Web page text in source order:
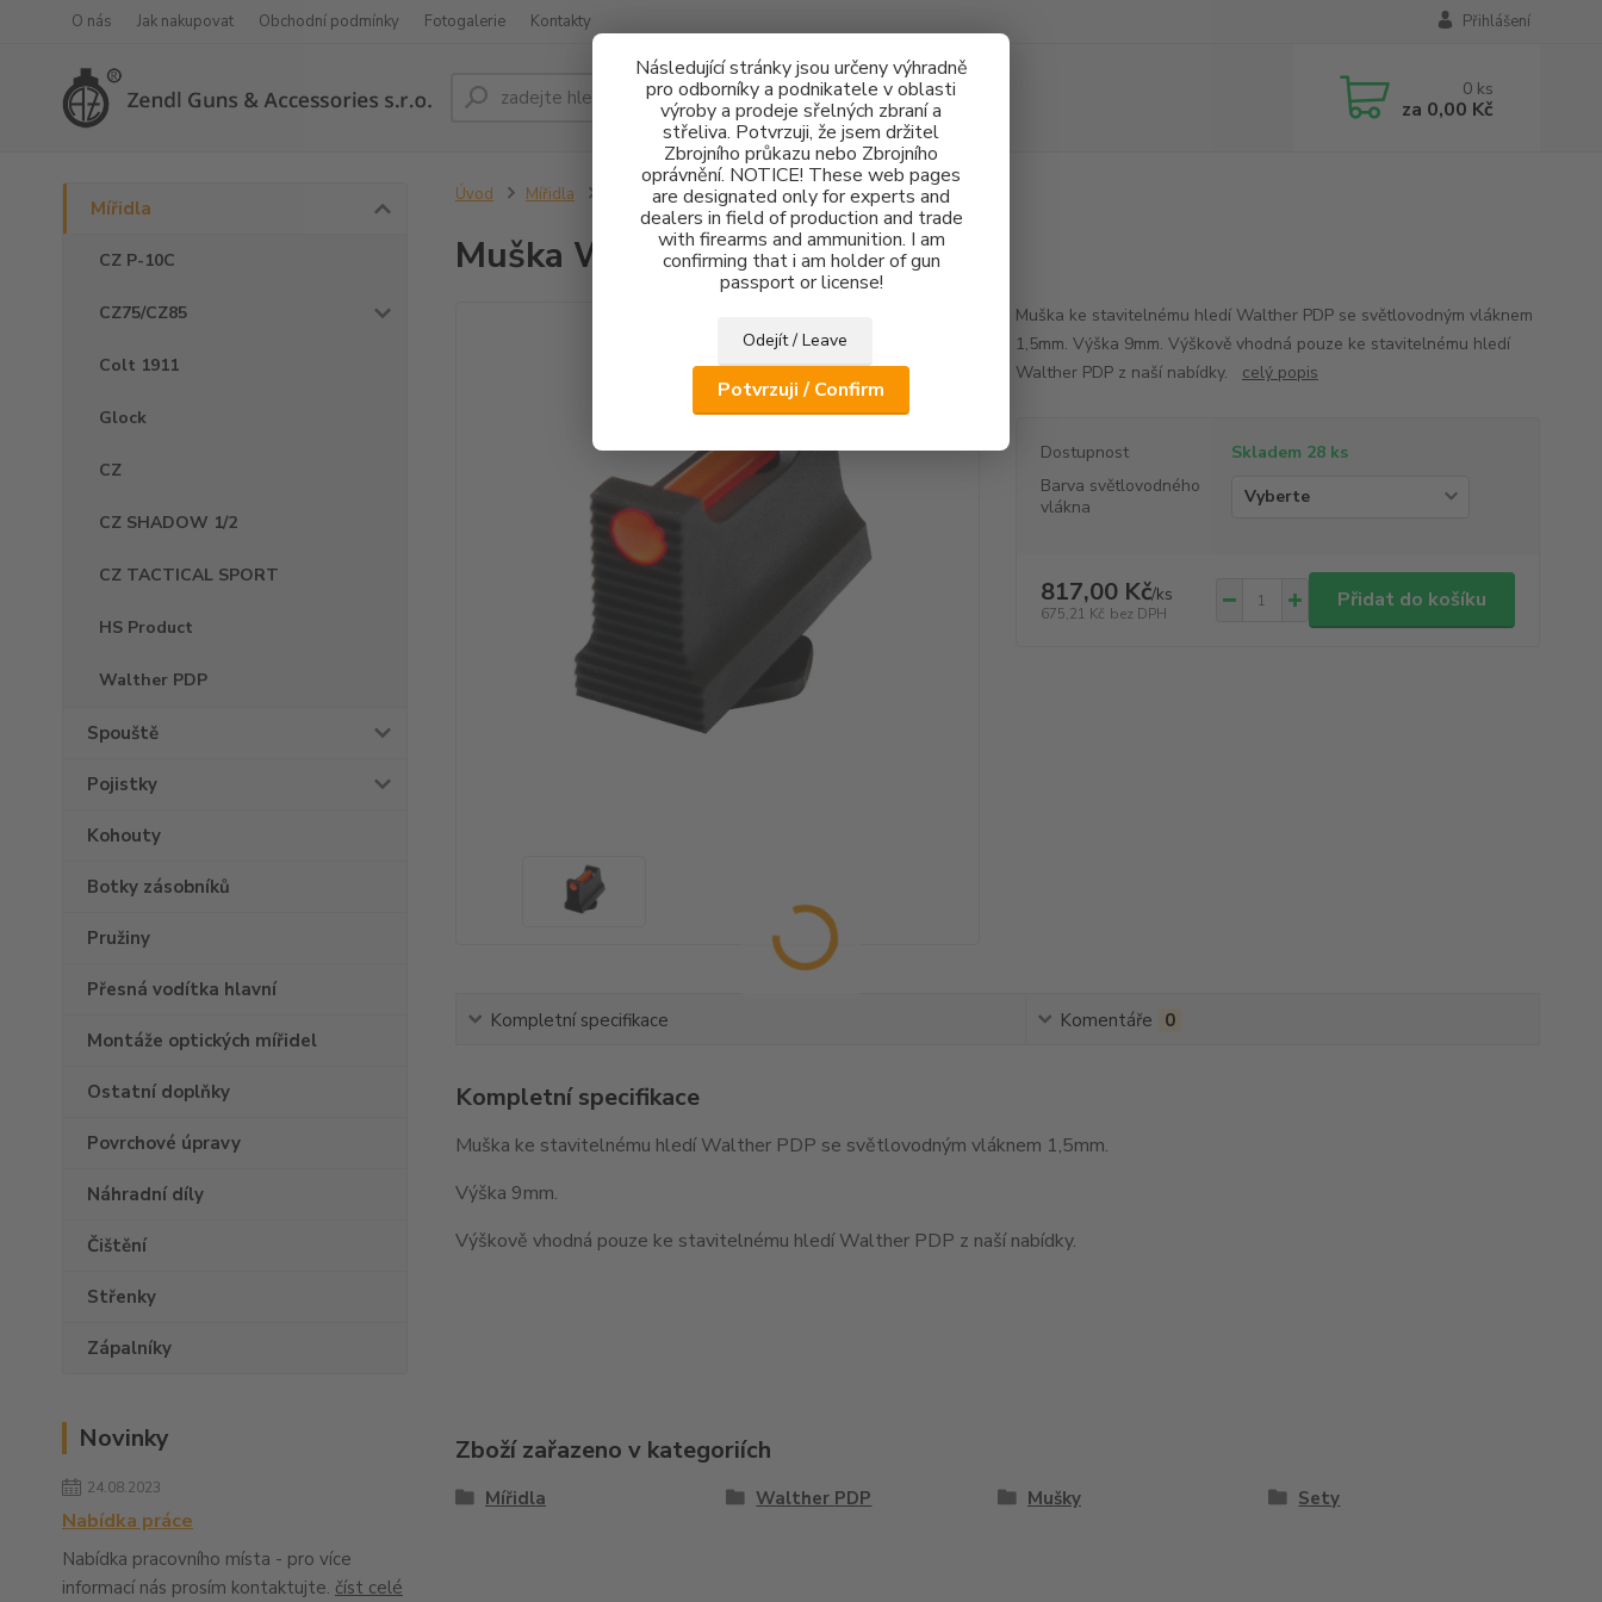
Následující stránky jsou určeny výhradně
pro odborníky a podnikatele v oblasti
výroby a prodeje sřelných zbraní a
střeliva. Potvrzuji, že jsem držitel
Zbrojního průkazu nebo Zbrojního
oprávnění. NOTICE! These web pages
are designated only for experts and
dealers in field of production and trade
with firearms and ammunition. I am
confirming that i am holder of gun
passport or license!
Odejít / Leave
Potvrzuji / Confirm
O nás Jak nakupovat Obchodní podmínky Fotogalerie Kontakty Přihlášení
Hledat 0 ks
za 0,00 Kč
Mířidla
CZ P-10C
CZ75/CZ85
Colt 1911
Glock
CZ
CZ SHADOW 1/2
CZ TACTICAL SPORT
HS Product
Walther PDP
Spouště
Pojistky
Kohouty
Botky zásobníků
Pružiny
Přesná vodítka hlavní
Montáže optických mířidel
Ostatní doplňky
Povrchové úpravy
Náhradní díly
Čištění
Střenky
Zápalníky
Novinky
24.08.2023
Nabídka práce
Nabídka pracovního místa - pro více
informací nás prosím kontaktujte. číst celé
Úvod Mířidla Muška Walther PDP FO 1,5mm
Muška Walther PDP FO 1,5mm
Muška ke stavitelnému hledí Walther PDP se světlovodným vláknem
1,5mm. Výška 9mm. Výškově vhodná pouze ke stavitelnému hledí
Walther PDP z naší nabídky. celý popis
Dostupnost
Skladem 28 ks
Barva světlovodného
vlákna
817,00 Kč/ks
675,21 Kč bez DPH
Přidat do košíku
Kompletní specifikace Komentáře 0
Kompletní specifikace
Muška ke stavitelnému hledí Walther PDP se světlovodným vláknem 1,5mm.
Výška 9mm.
Výškově vhodná pouze ke stavitelnému hledí Walther PDP z naší nabídky.
Zboží zařazeno v kategoriích
Mířidla Walther PDP Mušky Sety